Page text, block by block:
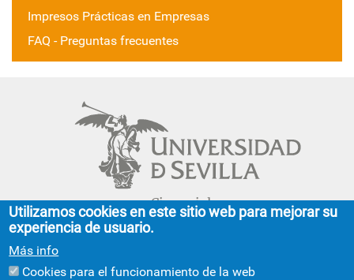
Impresos Prácticas en Empresas
FAQ - Preguntas frecuentes
Cinco siglos
impulsando el
conocimiento
Utilizamos cookies en este sitio web para mejorar su
experiencia de usuario.
Más info
Cookies para el funcionamiento de la web